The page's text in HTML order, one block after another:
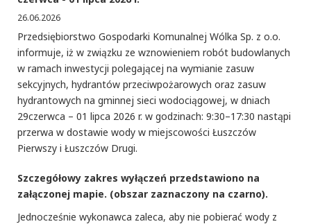
26.06.2026
Przedsiębiorstwo Gospodarki Komunalnej Wólka Sp. z o.o.
informuje, iż w związku ze wznowieniem robót budowlanych
w ramach inwestycji polegającej na wymianie zasuw
sekcyjnych, hydrantów przeciwpożarowych oraz zasuw
hydrantowych na gminnej sieci wodociągowej, w dniach
29czerwca – 01 lipca 2026 r. w godzinach: 9:30–17:30 nastąpi
przerwa w dostawie wody w miejscowości Łuszczów
Pierwszy i Łuszczów Drugi.
Szczegółowy zakres wyłączeń przedstawiono na
załączonej mapie. (obszar zaznaczony na czarno).
Jednocześnie wykonawca zaleca, aby nie pobierać wody z